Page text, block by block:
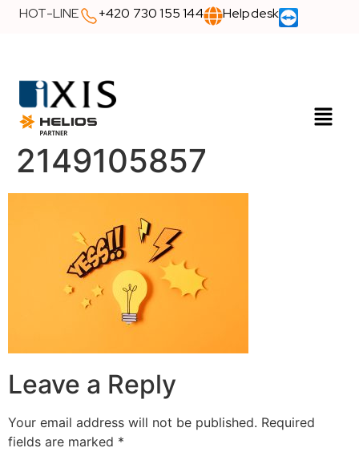
HOT-LINE +420 730 155 144 Helpdesk
2149105857
Leave a Reply
Your email address will not be published. Required
fields are marked *